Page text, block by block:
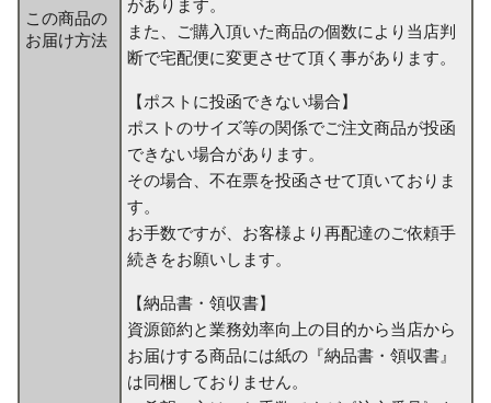
この商品の
お届け方法
があります。
また、ご購入頂いた商品の個数により当店判
断で宅配便に変更させて頂く事があります。
【ポストに投函できない場合】
ポストのサイズ等の関係でご注文商品が投函
できない場合があります。
その場合、不在票を投函させて頂いておりま
す。
お手数ですが、お客様より再配達のご依頼手
続きをお願いします。
【納品書・領収書】
資源節約と業務効率向上の目的から当店から
お届けする商品には紙の『納品書・領収書』
は同梱しておりません。